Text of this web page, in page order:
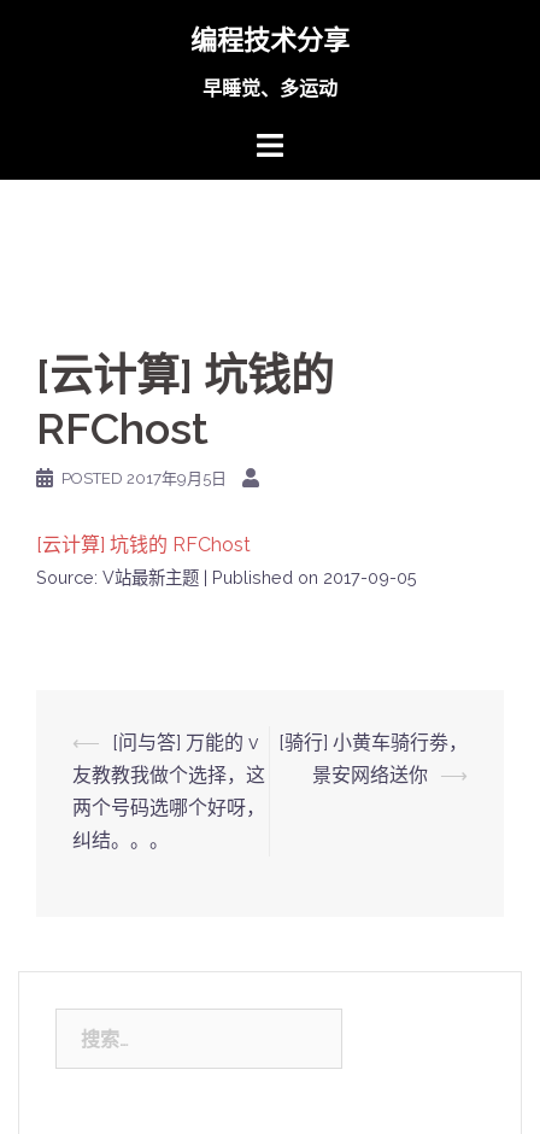
编程技术分享
早睡觉、多运动
[云计算] 坑钱的
RFChost
POSTED 2017年9月5日
[云计算] 坑钱的 RFChost
Source: V站最新主题 Published on 2017-09-05
Post
navigation
⟵
[问与答] 万能的 v
友教教我做个选择，这
两个号码选哪个好呀，
纠结。。。
[骑行] 小黄车骑行劵，
景安网络送你 ⟶
索：